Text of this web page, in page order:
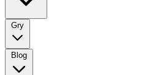
Gry
Blog